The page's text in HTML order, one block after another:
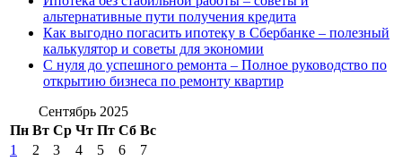
альтернативные пути получения кредита
Как выгодно погасить ипотеку в Сбербанке – полезный
калькулятор и советы для экономии
С нуля до успешного ремонта – Полное руководство по
открытию бизнеса по ремонту квартир
Сентябрь 2025
Пн Вт Ср Чт Пт Сб Вс
1
2 3 4 5 6
7